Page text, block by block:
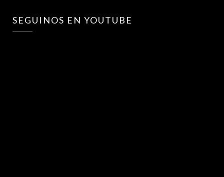
SEGUINOS EN YOUTUBE